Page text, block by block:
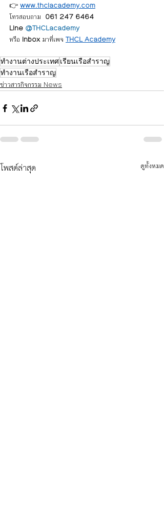
👉 www.thclacademy.com
โทรสอบถาม 061 247 6464
Line @THCLacademy
หรือ Inbox มาที่เพจ THCL Academy
ทำงานต่างประเทศเรียนเรือสำราญ
ทำงานเรือสำราญ
ข่าวสารกิจกรรม News
โพสต์ล่าสุด ดูทั้งหมด